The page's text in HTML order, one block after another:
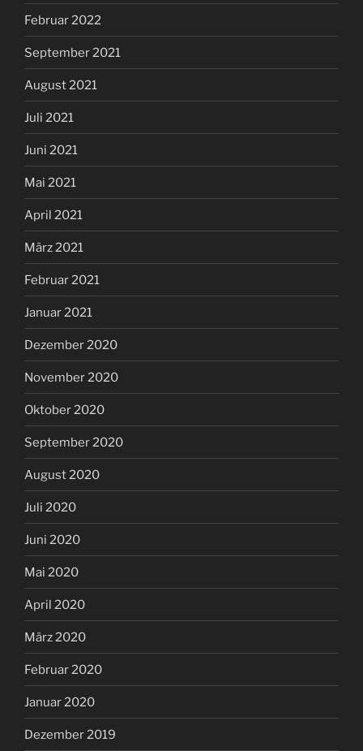
Februar 2022
September 2021
August 2021
Juli 2021
Juni 2021
Mai 2021
April 2021
März 2021
Februar 2021
Januar 2021
Dezember 2020
November 2020
Oktober 2020
September 2020
August 2020
Juli 2020
Juni 2020
Mai 2020
April 2020
März 2020
Februar 2020
Januar 2020
Dezember 2019